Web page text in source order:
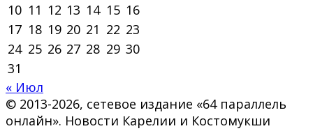
10 11 12 13 14 15 16
17 18 19 20 21 22 23
24 25 26 27 28 29 30
31
« Июл
© 2013-2026, сетевое издание «64 параллель
онлайн». Новости Карелии и Костомукши